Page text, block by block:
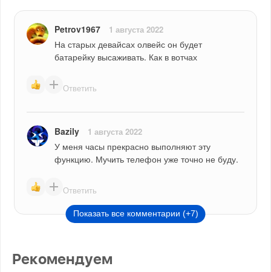
Petrov1967 1 августа 2022
На старых девайсах олвейс он будет
батарейку высаживать. Как в вотчах
Ответить
Bazily 1 августа 2022
У меня часы прекрасно выполняют эту
функцию. Мучить телефон уже точно не буду.
Ответить
Показать все комментарии (+7)
Рекомендуем